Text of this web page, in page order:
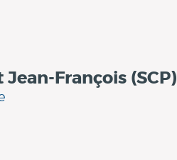
Jean-François (SCP)